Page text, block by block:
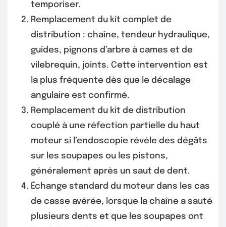
temporiser.
Remplacement du kit complet de
distribution : chaîne, tendeur hydraulique,
guides, pignons d’arbre à cames et de
vilebrequin, joints. Cette intervention est
la plus fréquente dès que le décalage
angulaire est confirmé.
Remplacement du kit de distribution
couplé à une réfection partielle du haut
moteur si l’endoscopie révèle des dégâts
sur les soupapes ou les pistons,
généralement après un saut de dent.
Échange standard du moteur dans les cas
de casse avérée, lorsque la chaîne a sauté
plusieurs dents et que les soupapes ont